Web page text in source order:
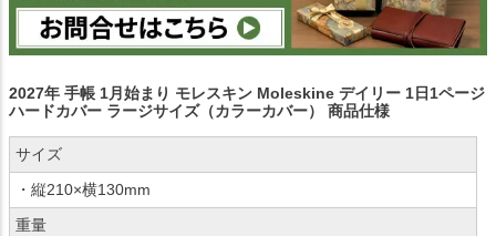
2027年 手帳 1月始まり モレスキン Moleskine デイリー 1日1ページ
ハードカバー ラージサイズ（カラーカバー） 商品仕様
サイズ
・縦210×横130mm
重量